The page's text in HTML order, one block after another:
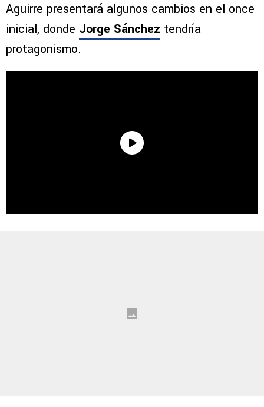
Aguirre presentará algunos cambios en el once
inicial, donde Jorge Sánchez tendría
protagonismo.